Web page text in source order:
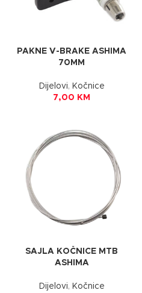
PAKNE V-BRAKE ASHIMA
70MM
Dijelovi, Kočnice
7,00 KM
SAJLA KOČNICE MTB
ASHIMA
Dijelovi, Kočnice